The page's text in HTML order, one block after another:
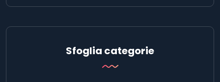
Sfoglia categorie